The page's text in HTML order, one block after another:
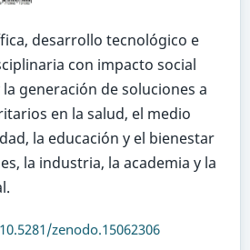
desarrollo tecnológico e
con impacto social
generación de soluciones a
en la salud, el medio
la educación y el bienestar
la industria, la academia y la
zenodo.15062306